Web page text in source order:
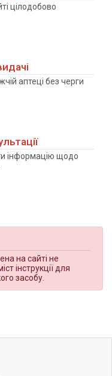
цілодобово
аптеці без черги
інформацію щодо
на сайті не
інструкції для
засобу.